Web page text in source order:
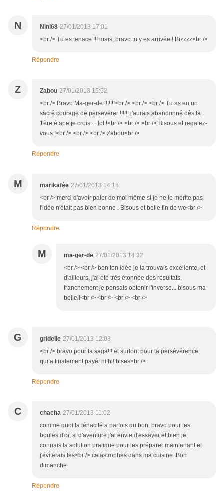
N Nini68 27/01/2013 17:01
<br /> Tu es tenace !!! mais, bravo tu y es arrivée ! Bizzzz<br />
Répondre
Z Zabou 27/01/2013 15:52
<br /> Bravo Ma-ger-de !!!!!!!<br /> <br /> <br /> Tu as eu un
sacré courage de perseverer !!!!!! j'aurais abandonné dès la
1ère étape je crois.... lol !<br /> <br /> <br /> Bisous et regalez-
vous !<br /> <br /> <br /> Zabou<br />
Répondre
M marikafée 27/01/2013 14:18
<br /> merci d'avoir paler de moi même si je ne le mérite pas
l'idée n'était pas bien bonne . Bisous et belle fin de we<br />
Répondre
M ma-ger-de 27/01/2013 14:32
<br /> <br /> ben ton idée je la trouvais excellente, et
d'ailleurs, j'ai été très étonnée des résultats,
franchement je pensais obtenir l'inverse... bisous ma
belle!!<br /> <br /> <br /> <br />
G gridelle 27/01/2013 12:03
<br /> bravo pour ta saga!!! et surtout pour ta persévérence
qui a finalement payé! hi!hi! bises<br />
Répondre
C chacha 27/01/2013 11:02
comme quoi la ténacité a parfois du bon, bravo pour tes
boules d'or, si d'aventure j'ai envie d'essayer et bien je
connais la solution pratique pour les préparer maintenant et
j'éviterais les<br /> catastrophes dans ma cuisine. Bon
dimanche
Répondre